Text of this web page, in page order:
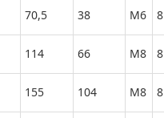
70,5 38 M6 8
114 66 M8 8
155 104 M8 8